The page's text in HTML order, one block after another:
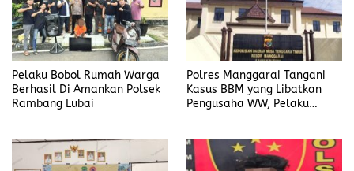
Pelaku Bobol Rumah Warga
Berhasil Di Amankan Polsek
Rambang Lubai
Polres Manggarai Tangani
Kasus BBM yang Libatkan
Pengusaha WW, Pelaku